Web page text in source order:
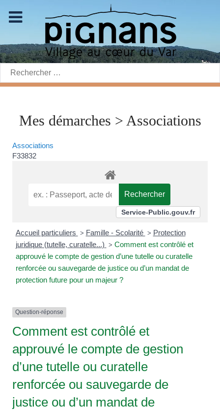
Rechercher:
Mes démarches > Associations
Associations
F33832
Service-Public.gouv.fr
Accueil particuliers > Famille - Scolarité > Protection
juridique (tutelle, curatelle...) > Comment est contrôlé et
approuvé le compte de gestion d’une tutelle ou curatelle
renforcée ou sauvegarde de justice ou d’un mandat de
protection future pour un majeur ?
Question-réponse
Comment est contrôlé et
approuvé le compte de gestion
d’une tutelle ou curatelle
renforcée ou sauvegarde de
justice ou d’un mandat de